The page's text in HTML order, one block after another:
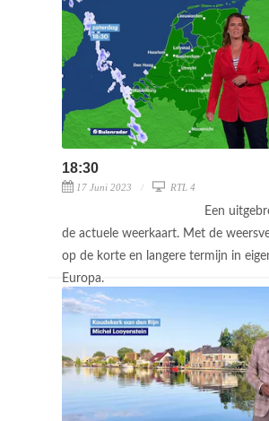
18:30
17 Juni 2023 RTL 4
Een
de actuele weerkaart. Met de
op de korte en langere termijn in
Europa.